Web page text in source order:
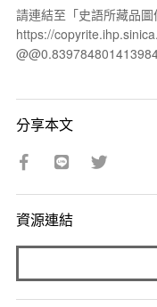
請連結至「史語所藏品
https://
分享本文
資源連結